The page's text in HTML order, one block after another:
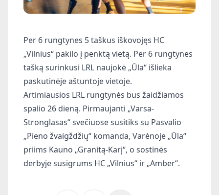
Per 6 rungtynes 5 taškus iškovojęs HC
„Vilnius“ pakilo į penktą vietą. Per 6 rungtynes
tašką surinkusi LRL naujokė „Ūla“ išlieka
paskutinėje aštuntoje vietoje.
Artimiausios LRL rungtynės bus žaidžiamos
spalio 26 dieną. Pirmaujanti „Varsa-
Stronglasas“ svečiuose susitiks su Pasvalio
„Pieno žvaigždžių“ komanda, Varėnoje „Ūla“
priims Kauno „Granitą-Karį“, o sostinės
derbyje susigrums HC „Vilnius“ ir „Amber“.